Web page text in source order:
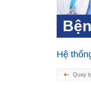
Hệ
Quay